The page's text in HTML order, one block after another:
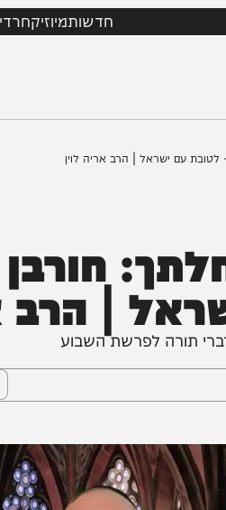
חדשותמיוזיקחרדים
ישראל | הרב אריה לוין
חורבן
| הרב
לפרשת השבוע
א